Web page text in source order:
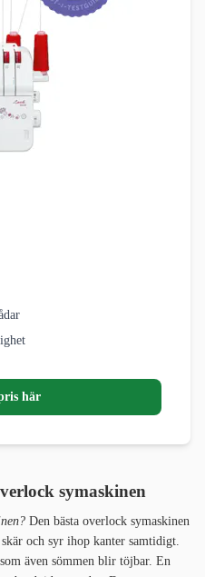
här
symaskinen
Den bästa overlock symaskinen
och syr ihop kanter samtidigt.
även sömmen blir töjbar. En